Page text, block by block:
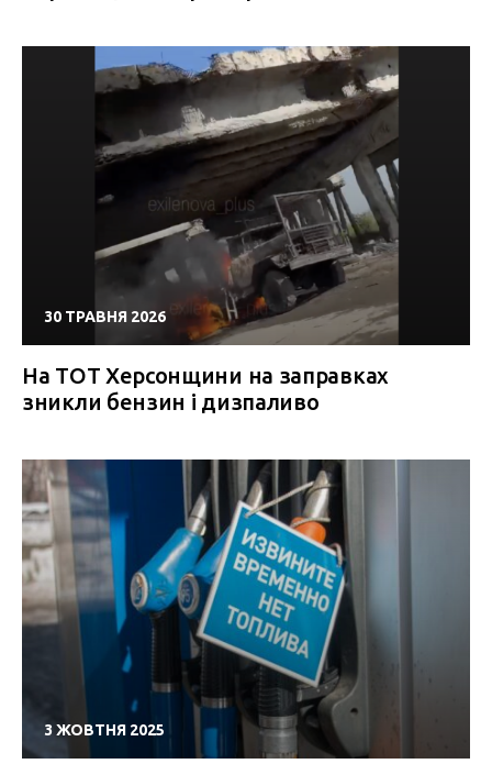
30 ТРАВНЯ 2026
На ТОТ Херсонщини на заправках
зникли бензин і дизпаливо
3 ЖОВТНЯ 2025